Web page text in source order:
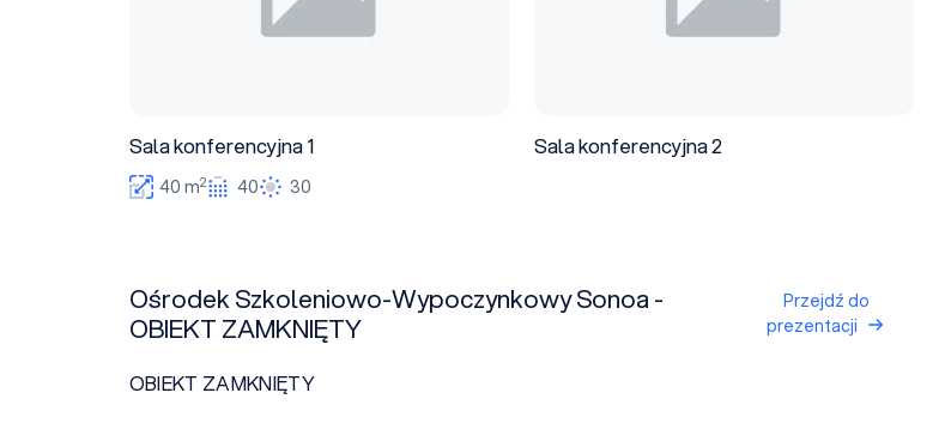
Sala konferencyjna 1
40 m2 40 30
Sala konferencyjna 2
Ośrodek Szkoleniowo-Wypoczynkowy Sonoa -
OBIEKT ZAMKNIĘTY
Przejdź do
prezentacji
OBIEKT ZAMKNIĘTY